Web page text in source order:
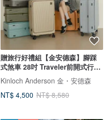
贈旅行好禮組【金安德森】腳踩
式煞車 28吋 Traveler前開式行李
箱
Kinloch Anderson 金・安德森
NT$ 4,500 NT$ 8,580